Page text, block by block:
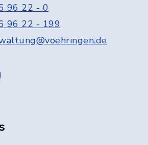
96 22 - 0
96 22 - 199
youtube